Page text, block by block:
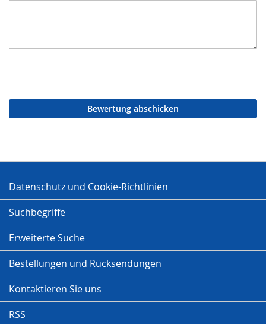
Bewertung abschicken
Datenschutz und Cookie-Richtlinien
Suchbegriffe
Erweiterte Suche
Bestellungen und Rücksendungen
Kontaktieren Sie uns
RSS